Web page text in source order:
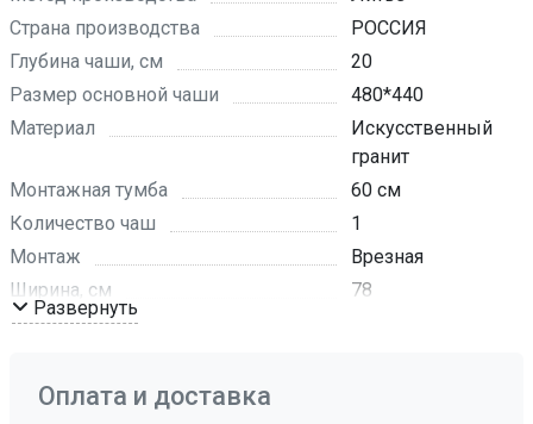
Страна производства
РОССИЯ
Глубина чаши, см
20
Размер основной чаши
480*440
Материал
Искусственный
гранит
Монтажная тумба
60 см
Количество чаш
1
Монтаж
Врезная
Ширина, см
78
Глубина, см
Развернуть
Оплата и доставка